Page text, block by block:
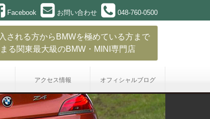
Facebook お問い合わせ 048-760-0500
される方からBMWを極めている方まで
る関東最大級のBMW・MINI専門店
アクセス情報 オフィシャルブログ